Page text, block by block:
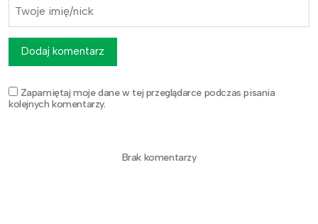
Zapamiętaj moje dane w tej przeglądarce podczas pisania
kolejnych komentarzy.
Dodaj komentarz
Brak komentarzy